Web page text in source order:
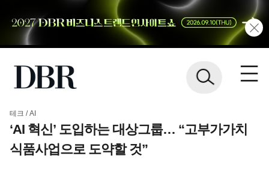
테크 / AI
‘AI 혁신’ 도입하는 대상그룹… “고부가가치
식품사업으로 도약할 것”